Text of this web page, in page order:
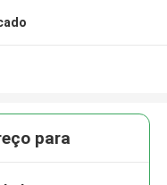
para